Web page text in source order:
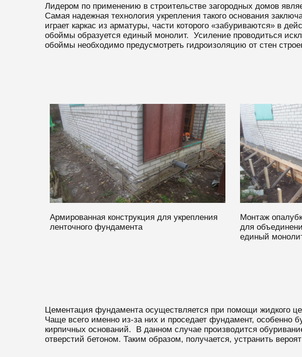
Лидером по применению в строительстве загородных домов
Самая надежная технология укрепления такого основания
играет каркас из арматуры, части которого «забуриваются» в
обоймы образуется единый монолит. Усиление проводиться
обоймы необходимо предусмотреть гидроизоляцию от стен
Армированная конструкция для укрепления
ленточного фундамента
Монтаж
для
единый
Цементация фундамента осуществляется при помощи жидкого
Чаще всего именно из-за них и проседает фундамент, особенно
кирпичных оснований. В данном случае производится
отверстий бетоном. Таким образом, получается, устранить